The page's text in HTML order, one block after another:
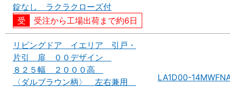
錠なし ラクラクローズ付
受注から工場出荷まで約6日
リビングドア イエリア 引戸・
片引 扉 ００デザイン
８２５幅 ２０００高
〈ダルブラウン柄〉 左右兼用
LA1D00-